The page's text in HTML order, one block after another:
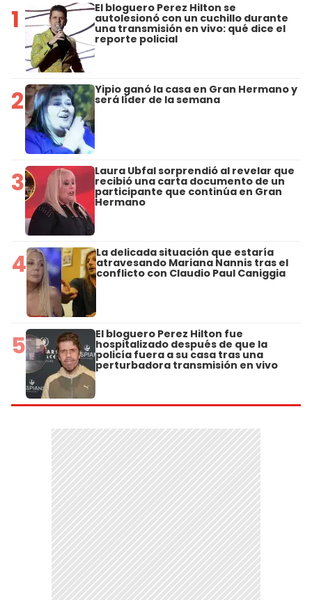
1 El bloguero Perez Hilton se
autolesionó con un cuchillo durante
una transmisión en vivo: qué dice el
reporte policial
2 Yipio ganó la casa en Gran Hermano y
será líder de la semana
3 Laura Ubfal sorprendió al revelar que
recibió una carta documento de un
participante que continúa en Gran
Hermano
4 La delicada situación que estaría
atravesando Mariana Nannis tras el
conflicto con Claudio Paul Caniggia
5 El bloguero Perez Hilton fue
hospitalizado después de que la
policía fuera a su casa tras una
perturbadora transmisión en vivo